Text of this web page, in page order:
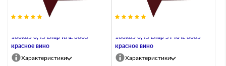
100х85 0,45 Drap RAL 3005
красное вино
Характеристики
100х85 0,45 Drap ST RAL 3005
красное вино
Характеристики